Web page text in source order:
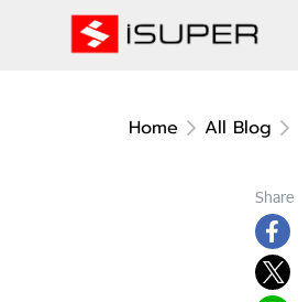
Home All Blog
Share